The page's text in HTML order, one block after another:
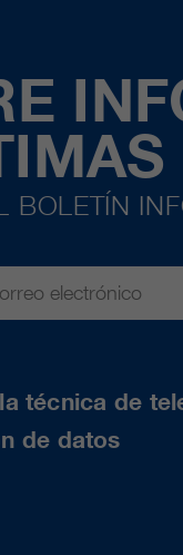
BOLETÍN
técnica de
de datos